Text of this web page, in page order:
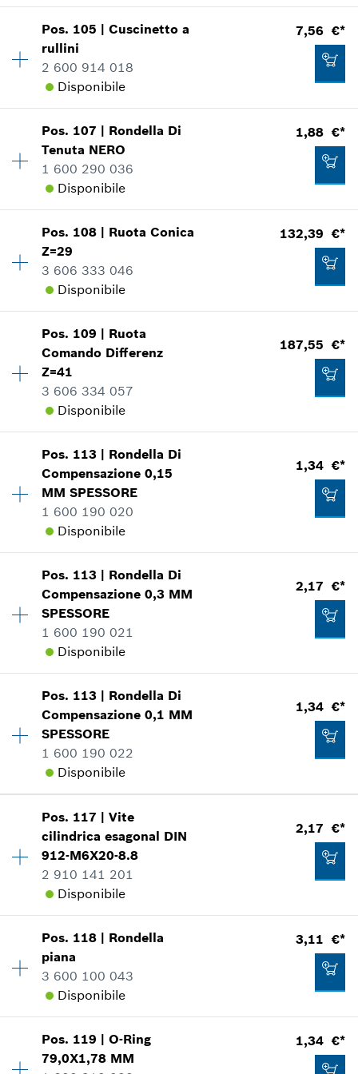
Mostrare nell'illustrazione
2,17 €*
Inclusa IVA
Disponibilità 1
Gruppo prezzo
Informazioni parti di ricambio
Applicazione del ricambio
Mostrare nell'illustrazione
3,11 €*
Inclusa IVA
Pos. 105 |Cuscinetto a
rullini
2 600 914 018
Disponibile
7,56 €*
Disponibilità 1
Gruppo prezzo
Informazioni parti di ricambio
Applicazione del ricambio
Mostrare nell'illustrazione
7,56 €*
Inclusa IVA
Aggiungere al carrello
Pos. 107 | Rondella Di
Tenuta NERO
1 600 290 036
Disponibile
1,88 €*
Disponibilità 1
Gruppo prezzo
Informazioni parti di ricambio
Applicazione del ricambio
Mostrare nell'illustrazione
1,88 €*
Aggiungere al carrello
Pos. 108 | Ruota Conica
Z=29
3 606 333 046
Disponibile
132,39 €*
Gruppo prezzo:46
Informazioni parti di ricambio
Applicazione del ricambio
Mostrare nell'illustrazione
132,39 €*
*Inclusa IVA
Aggiungere al carrello
Pos. 109 | Ruota
Comando Differenz
Z=41
3 606 334 057
Disponibile
187,55 €*
Disponibilità 1
Gruppo prezzo:49
Informazioni parti di ricambio
Applicazione del ricambio
Mostrare nell'illustrazione
187,55 €*
Aggiungere al carrello
Pos. 113 | Rondella Di
Compensazione 0,15
MM SPESSORE
1 600 190 020
Disponibile
1,34 €*
Disponibilità 1
Gruppo prezzo:11
Informazioni parti di ricambio
Applicazione del ricambio
Mostrare nell'illustrazione
1,34 €*
Aggiungere al carrello
Pos. 113 | Rondella Di
Compensazione 0,3 MM
SPESSORE
1 600 190 021
Disponibile
2,17 €*
Disponibilità 1
Gruppo prezzo:13
Informazioni parti di ricambio
Applicazione del ricambio
Mostrare nell'illustrazione
2,17 €*
Pos. 113 | Rondella Di
Compensazione 0,1 MM
SPESSORE
1 600 190 022
Disponibile
1,34 €*
Disponibilità 1
Gruppo prezzo:11
Informazioni parti di ricambio
Applicazione del ricambio
Mostrare nell'illustrazione
1,34 €*
Pos. 117 |Vite
cilindrica esagonal DIN
912-M6X20-8.8
2 910 141 201
Disponibile
2,17 €*
Disponibilità 1
Gruppo prezzo
Informazioni parti di ricambio
Applicazione del ricambio
Mostrare nell'illustrazione
Pos. 118 | Rondella
piana
3 600 100 043
Disponibile
3,11 €*
Gruppo prezzo:15
Pos. 119 |O-Ring
79,0X1,78 MM
1,34 €*